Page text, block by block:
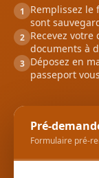
1
Remplissez
sont
2 Recevez
documents à
3 Déposez en
passeport
Pré-
Formulaire pré-